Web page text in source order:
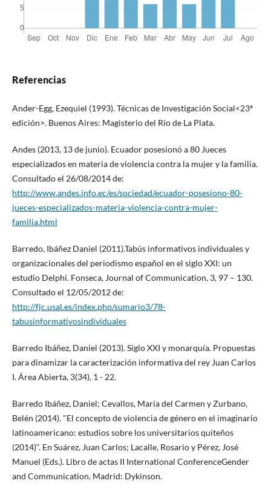
Referencias
Ander-Egg, Ezequiel (1993). Técnicas de Investigación Social<23ª
edición>. Buenos Aires: Magisterio del Río de La Plata.
Andes (2013, 13 de junio). Ecuador posesionó a 80 Jueces
especializados en materia de violencia contra la mujer y la familia.
Consultado el 26/08/2014 de:
http://www.andes.info.ec/es/sociedad/ecuador-posesiono-80-
jueces-especializados-materia-violencia-contra-mujer-
familia.html
Barredo, Ibáñez Daniel (2011).Tabús informativos individuales y
organizacionales del periodismo español en el siglo XXI: un
estudio Delphi. Fonseca, Journal of Communication, 3, 97 – 130.
Consultado el 12/05/2012 de:
http://fjc.usal.es/index.php/sumario3/78-
tabusinformativosindividuales
Barredo Ibáñez, Daniel (2013). Siglo XXI y monarquía. Propuestas
para dinamizar la caracterización informativa del rey Juan Carlos
I. Área Abierta, 3(34), 1 - 22.
Barredo Ibáñez, Daniel; Cevallos, María del Carmen y Zurbano,
Belén (2014). "El concepto de violencia de género en el imaginario
latinoamericano: estudios sobre los universitarios quiteños
(2014)". En Suárez, Juan Carlos; Lacalle, Rosario y Pérez, José
Manuel (Eds.). Libro de actas II International ConferenceGender
and Communication. Madrid: Dykinson.